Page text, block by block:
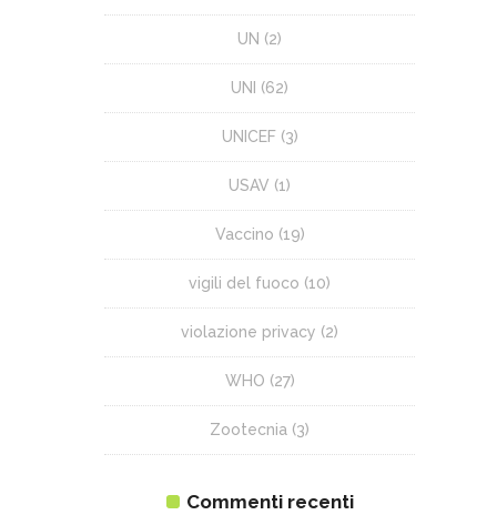
UN (2)
UNI (62)
UNICEF(3)
USAV (1)
Vaccino (19)
vigili del fuoco (10)
violazione privacy (2)
WHO (27)
Zootecnia (3)
Commenti recenti